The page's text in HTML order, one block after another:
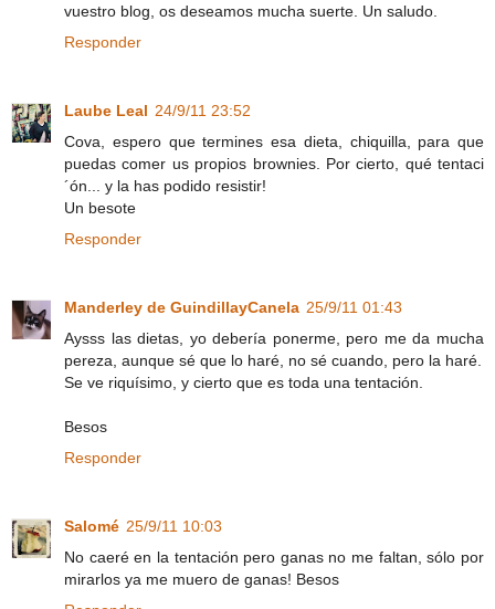
vuestro blog, os deseamos mucha suerte. Un saludo.
Responder
Laube Leal 24/9/11 23:52
Cova, espero que termines esa dieta, chiquilla, para que
puedas comer us propios brownies. Por cierto, qué tentaci
´ón... y la has podido resistir!
Un besote
Responder
Manderley de GuindillayCanela 25/9/11 01:43
Aysss las dietas, yo debería ponerme, pero me da mucha
pereza, aunque sé que lo haré, no sé cuando, pero la haré.
Se ve riquísimo, y cierto que es toda una tentación.
Besos
Responder
Salomé 25/9/11 10:03
No caeré en la tentación pero ganas no me faltan, sólo por
mirarlos ya me muero de ganas! Besos